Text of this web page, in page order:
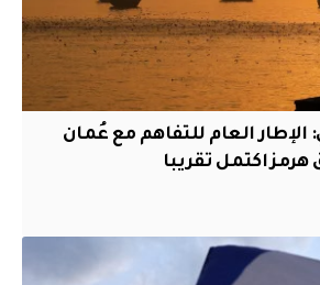
الإطار العام للتفاهم مع عُمان
اكتمل تقريبا